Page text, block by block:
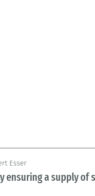
Esser
ensuring a supply of